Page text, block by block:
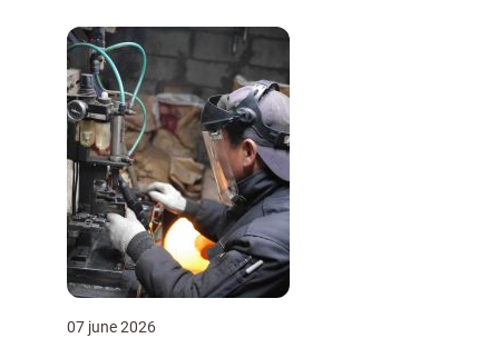
07 june 2026